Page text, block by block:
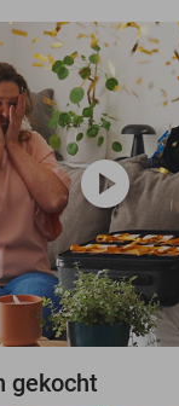
play_circle
gekocht